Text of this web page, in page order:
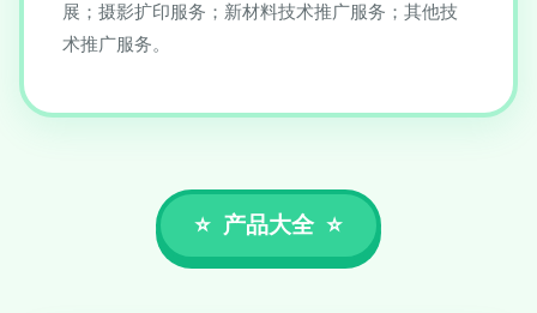
展；摄影扩印服务；新材料技术推广服务；其他技
术推广服务。
产品大全